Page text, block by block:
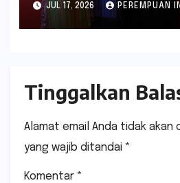
JUL 17, 2026 PEREMPUAN
Tinggalkan
Alamat email Anda tidak akan
yang wajib ditandai *
Komentar *